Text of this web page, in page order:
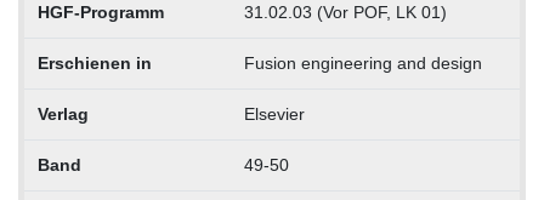
HGF-Programm 31.02.03 (Vor POF, LK 01)
Erschienen in Fusion engineering and design
Verlag Elsevier
Band 49-50